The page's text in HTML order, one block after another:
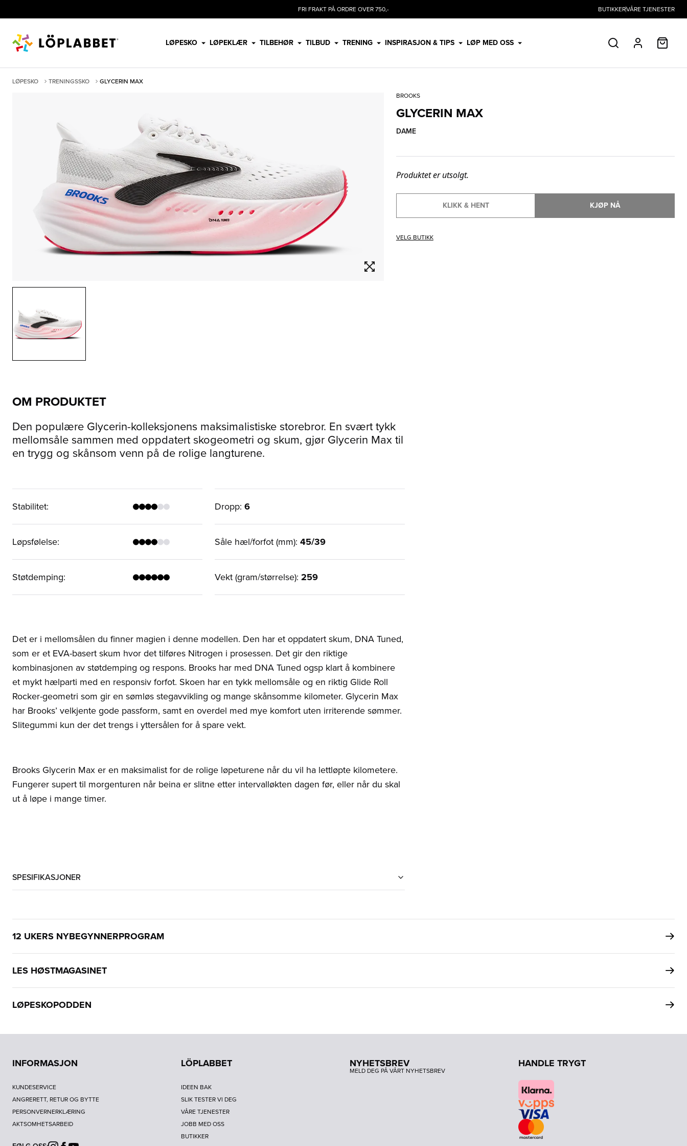
FRI FRAKT PÅ ORDRE OVER 750,- BUTIKKERVÅRE TJENESTER
LØPESKO LØPEKLÆR TILBEHØR TILBUD TRENING INSPIRASJON & TIPS LØP MED OSS SØK PROFIL
LØPESKO TRENINGSSKO
GLYCERIN MAX
BROOKS
GLYCERIN MAX
DAME
Produktet er utsolgt.
KLIKK & HENT KJØP NÅ
VELG BUTIKK
OM PRODUKTET
Den populære Glycerin-kolleksjonens maksimalistiske storebror. En svært tykk
mellomsåle sammen med oppdatert skogeometri og skum, gjør Glycerin Max til
en trygg og skånsom venn på de rolige langturene.
Stabilitet:
Løpsfølelse:
Støtdemping:
Dropp: 6
Såle hæl/forfot (mm): 45/39
Vekt (gram/størrelse): 259
Det er i mellomsålen du finner magien i denne modellen. Den har et oppdatert skum, DNA Tuned,
som er et EVA-basert skum hvor det tilføres Nitrogen i prosessen. Det gir den riktige
kombinasjonen av støtdemping og respons. Brooks har med DNA Tuned ogsp klart å kombinere
et mykt hælparti med en responsiv forfot. Skoen har en tykk mellomsåle og en riktig Glide Roll
Rocker-geometri som gir en sømløs stegavvikling og mange skånsomme kilometer. Glycerin Max
har Brooks’ velkjente gode passform, samt en overdel med mye komfort uten irriterende sømmer.
Slitegummi kun der det trengs i yttersålen for å spare vekt.
Brooks Glycerin Max er en maksimalist for de rolige løpeturene når du vil ha lettløpte kilometere.
Fungerer supert til morgenturen når beina er slitne etter intervalløkten dagen før, eller når du skal
ut å løpe i mange timer.
SPESIFIKASJONER
12 UKERS NYBEGYNNERPROGRAM
LES HØSTMAGASINET
LØPESKOPODDEN
INFORMASJON
KUNDESERVICE
ANGRERETT, RETUR OG BYTTE
PERSONVERNERKLÆRING
AKTSOMHETSARBEID
LÖPLABBET
IDEEN BAK
SLIK TESTER VI DEG
VÅRE TJENESTER
JOBB MED OSS
BUTIKKER
NYHETSBREV
MELD DEG PÅ VÅRT NYHETSBREV
HANDLE TRYGT